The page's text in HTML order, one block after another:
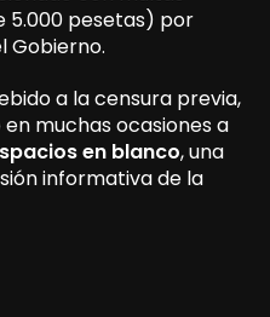
5.000 pesetas) por
Gobierno.
a la censura previa,
muchas ocasiones a
en blanco, una
informativa de la